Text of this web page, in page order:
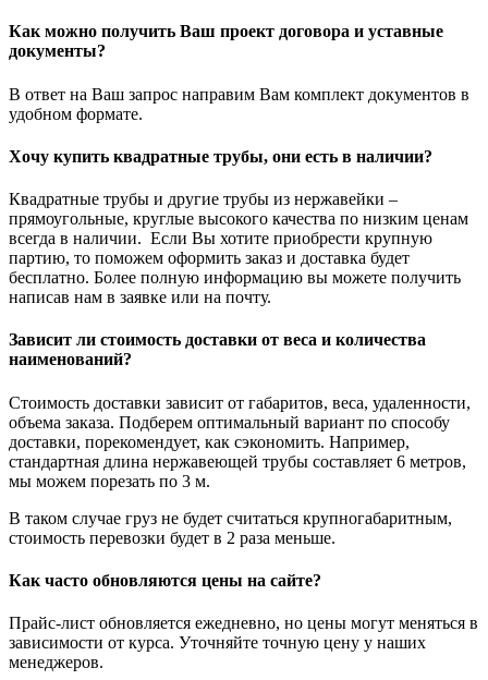
Как можно получить Ваш проект договора и уставные
документы?
В ответ на Ваш запрос направим Вам комплект документов в
удобном формате.
Хочу купить квадратные трубы, они есть в наличии?
Квадратные трубы и другие трубы из нержавейки –
прямоугольные, круглые высокого качества по низким ценам
всегда в наличии. Если Вы хотите приобрести крупную
партию, то поможем оформить заказ и доставка будет
бесплатно. Более полную информацию вы можете получить
написав нам в заявке или на почту.
Зависит ли стоимость доставки от веса и количества
наименований?
Стоимость доставки зависит от габаритов, веса, удаленности,
объема заказа. Подберем оптимальный вариант по способу
доставки, порекомендует, как сэкономить. Например,
стандартная длина нержавеющей трубы составляет 6 метров,
мы можем порезать по 3 м.
В таком случае груз не будет считаться крупногабаритным,
стоимость перевозки будет в 2 раза меньше.
Как часто обновляются цены на сайте?
Прайс-лист обновляется ежедневно, но цены могут меняться в
зависимости от курса. Уточняйте точную цену у наших
менеджеров.